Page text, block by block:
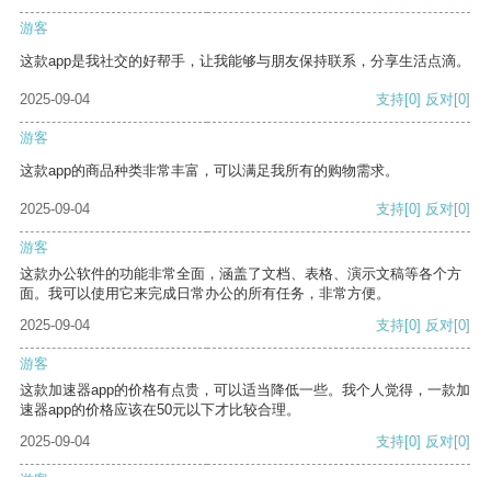
游客
这款app是我社交的好帮手，让我能够与朋友保持联系，分享生活点滴。
2025-09-04 支持[0] 反对[0]
游客
这款app的商品种类非常丰富，可以满足我所有的购物需求。
2025-09-04 支持[0] 反对[0]
游客
这款办公软件的功能非常全面，涵盖了文档、表格、演示文稿等各个方
面。我可以使用它来完成日常办公的所有任务，非常方便。
2025-09-04
支持[0] 反对[0]
游客
这款加速器app的价格有点贵，可以适当降低一些。我个人觉得，一款加
速器app的价格应该在50元以下才比较合理。
2025-09-04
支持[0] 反对[0]